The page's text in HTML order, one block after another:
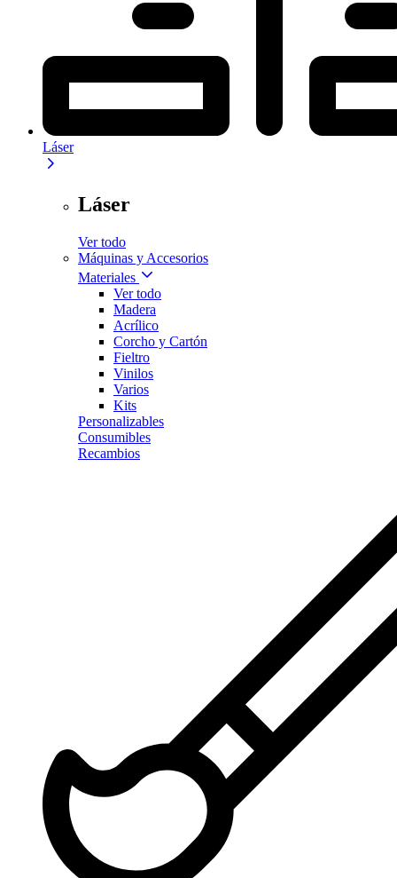
Láser
Láser
Ver todo
Máquinas y Accesorios
Materiales
Ver todo
Madera
Acrílico
Corcho y Cartón
Fieltro
Vinilos
Varios
Kits
Personalizables
Consumibles
Recambios